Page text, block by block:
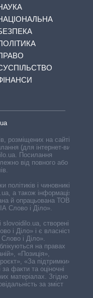
розміщених на сайті,
(для інтернет-видань
Посилання
від повного або
і чиновників,
а також інформація про
й опрацьована ТОВ «ІА
Слово і Діло».
slovoidilo.ua, створені ГО
і Діло» і є власністю
і Діло».
на правах
«Позиція»,
«За підтримки».
факти та оціночні
матеріалах. Згідно з
за зміст